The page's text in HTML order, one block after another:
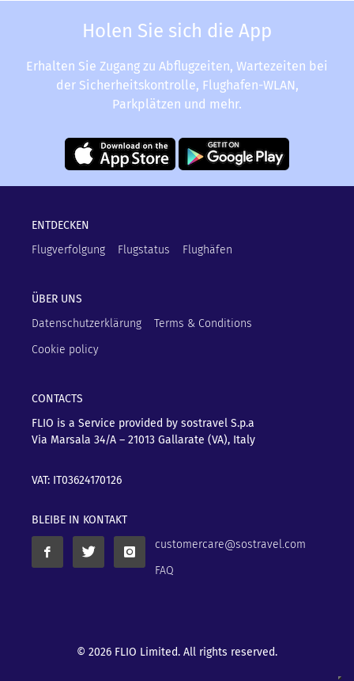
Holen Sie sich die App
Erhalten Sie Zugang zu Abflugzeiten, Wartezeiten bei
der Sicherheitskontrolle, Flughafen-WLAN,
Parkplätzen und mehr.
ENTDECKEN
Flugverfolgung
Flugstatus Flughäfen
ÜBER UNS
Datenschutzerklärung
Terms & Conditions
Cookie policy
CONTACTS
FLIO is a Service provided by sostravel S.p.a
Via Marsala 34/A – 21013 Gallarate (VA), Italy
VAT: IT03624170126
BLEIBE IN KONTAKT
customercare@sostravel.com
FAQ
© 2026 FLIO Limited. All rights reserved.